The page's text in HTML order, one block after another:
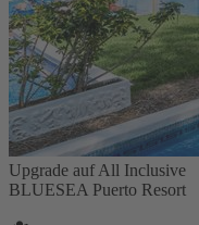
Upgrade auf All Inclusive
BLUESEA Puerto Resort